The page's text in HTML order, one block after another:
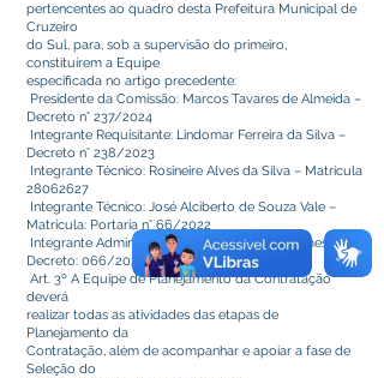
pertencentes ao quadro desta Prefeitura Municipal de
Cruzeiro
do Sul, para, sob a supervisão do primeiro,
constituírem a Equipe
especificada no artigo precedente:
Presidente da Comissão: Marcos Tavares de Almeida –
Decreto n° 237/2024
Integrante Requisitante: Lindomar Ferreira da Silva –
Decreto n° 238/2023
Integrante Técnico: Rosineire Alves da Silva – Matrícula
28062627
Integrante Técnico: José Alciberto de Souza Vale –
Matrícula: Portaria n° 66/2022
Integrante Administrativo: Quelvi Leandro Gomes –
Decreto: 066/2024
Art. 3º A Equipe de Planejamento da Contratação
deverá
realizar todas as atividades das etapas de
Planejamento da
Contratação, além de acompanhar e apoiar a fase de
Seleção do